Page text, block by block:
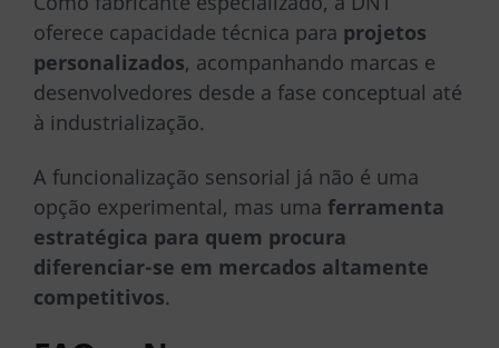
oferece capacidade técnica para projetos
personalizados, acompanhando marcas e
desenvolvedores desde a fase conceptual até
à industrialização.
A funcionalização sensorial já não é uma
opção experimental, mas uma ferramenta
estratégica para quem procura
diferenciar-se em mercados altamente
competitivos.